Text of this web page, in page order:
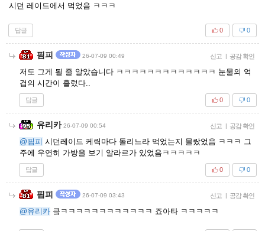
시던 레이드에서 먹었음 ㅋㅋㅋ
답글 0
0
핌피 26-07-09 00:49 신고 | 공감 확인
저도 그게 될 줄 알았습니다 ㅋㅋㅋㅋㅋㅋㅋㅋㅋㅋㅋㅋㅋ 눈물의 억
겁의 시간이 흘렀다..
답글 0
0
유리카 26-07-09 00:54 신고 | 공감 확인
@핌피 시던레이드 케릭마다 돌리느라 먹었는지 몰랐었음 ㅋㅋㅋ 그
주에 우연히 가방을 보기 알라르가 있었음ㅋㅋㅋㅋㅋ
답글 0
0
핌피 26-07-09 03:43 신고 | 공감 확인
@유리카 킄ㅋㅋㅋㅋㅋㅋㅋㅋㅋㅋㅋㅋ 죠아타 ㅋㅋㅋㅋㅋ